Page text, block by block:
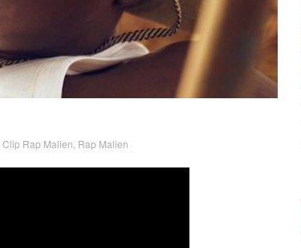
Clip Rap Malien Rap Malien